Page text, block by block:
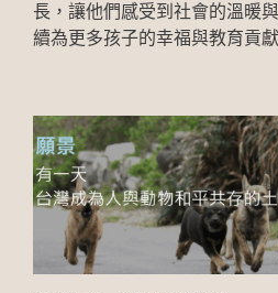
長，讓他們感受到社會的溫暖
續為更多孩子的幸福與教育貢